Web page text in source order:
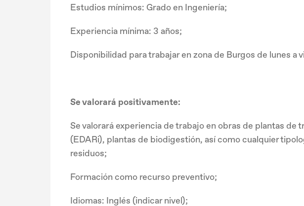
Estudios mínimos: Grado en Ingeniería;
Experiencia mínima: 3 años;
Disponibilidad para trabajar en zona de Burgos de lunes a
Se valorará positivamente:
Se valorará experiencia de trabajo en obras de plantas
(EDARi), plantas de biodigestión, así como cualquier
residuos;
Formación como recurso preventivo;
Idiomas: Inglés (indicar nivel);